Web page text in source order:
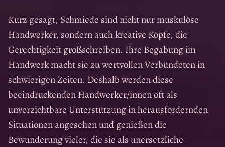
Kurz gesagt, Schmiede sind nicht nur muskulöse
Handwerker, sondern auch kreative Köpfe, die
Gerechtigkeit großschreiben. Ihre Begabung im
Handwerk macht sie zu wertvollen Verbündeten in
schwierigen Zeiten. Deshalb werden diese
beeindruckenden Handwerker/innen oft als
unverzichtbare Unterstützung in herausfordernden
Situationen angesehen und genießen die
Bewunderung vieler, die sie als unersetzliche